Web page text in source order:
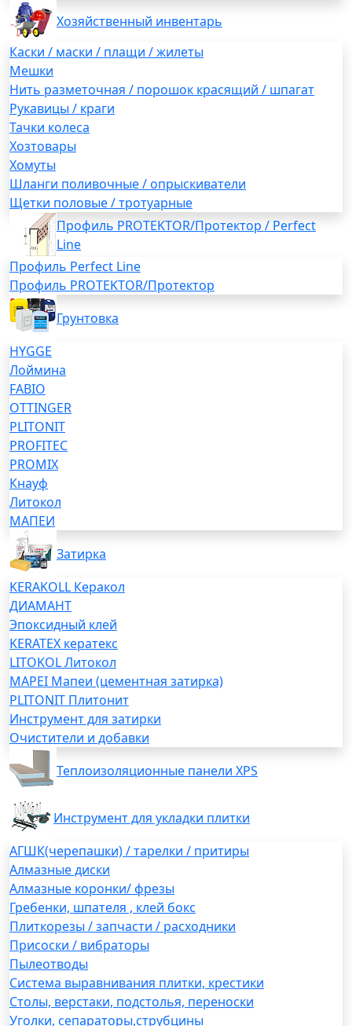
Хозяйственный инвентарь
Каски / маски / плащи / жилеты
Мешки
Нить разметочная / порошок красящий / шпагат
Рукавицы / краги
Тачки колеса
Хозтовары
Хомуты
Шланги поливочные / опрыскиватели
Щетки половые / тротуарные
Профиль PROTEKTOR/Протектор / Perfect
Line
Профиль Perfect Line
Профиль PROTEKTOR/Протектор
Грунтовка
HYGGE
Лоймина
FABIO
OTTINGER
PLITONIT
PROFITEC
PROMIX
Кнауф
Литокол
МАПЕИ
Затирка
KERAKOLL Керакол
ДИАМАНТ
Эпоксидный клей
KERATEX кератекс
LITOKOL Литокол
MAPEI Мапеи (цементная затирка)
PLITONIT Плитонит
Инструмент для затирки
Очистители и добавки
Теплоизоляционные панели XPS
Инструмент для укладки плитки
АГШК(черепашки) / тарелки / притиры
Алмазные диски
Алмазные коронки/ фрезы
Гребенки, шпателя , клей бокс
Плиткорезы / запчасти / расходники
Присоски / вибраторы
Пылеотводы
Система выравнивания плитки, крестики
Столы, верстаки, подстолья, переноски
Уголки, сепараторы,струбцины